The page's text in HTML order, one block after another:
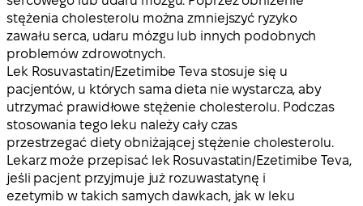
stężenia cholesterolu można zmniejszyć ryzyko
zawału serca, udaru mózgu lub innych podobnych
problemów zdrowotnych.
Lek Rosuvastatin/Ezetimibe Teva stosuje się u
pacjentów, u których sama dieta nie wystarcza, aby
utrzymać prawidłowe stężenie cholesterolu. Podczas
stosowania tego leku należy cały czas
przestrzegać diety obniżającej stężenie cholesterolu.
Lekarz może przepisać lek Rosuvastatin/Ezetimibe Teva,
jeśli pacjent przyjmuje już rozuwastatynę i
ezetymib w takich samych dawkach, jak w leku